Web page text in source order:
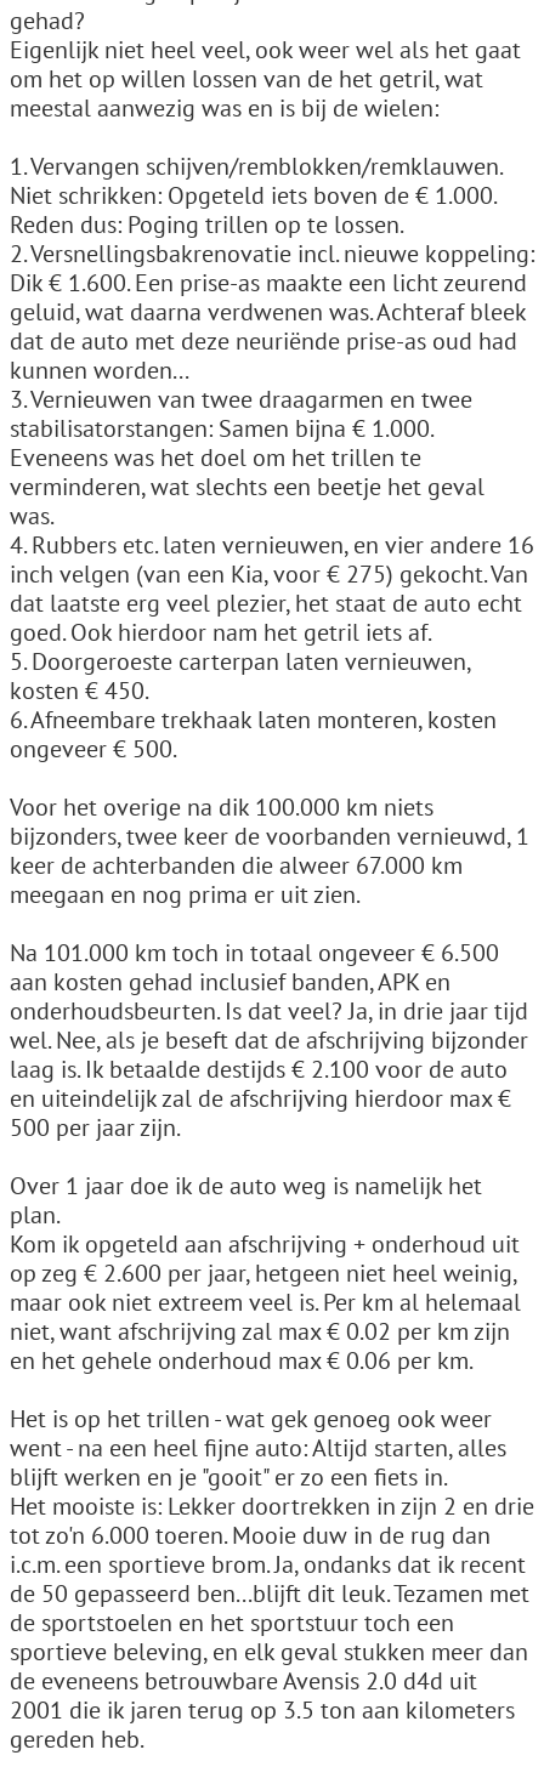
gehad?
Eigenlijk niet heel veel, ook weer wel als het gaat
om het op willen lossen van de het getril, wat
meestal aanwezig was en is bij de wielen:
1. Vervangen schijven/remblokken/remklauwen.
Niet schrikken: Opgeteld iets boven de € 1.000.
Reden dus: Poging trillen op te lossen.
2. Versnellingsbakrenovatie incl. nieuwe koppeling:
Dik € 1.600. Een prise-as maakte een licht zeurend
geluid, wat daarna verdwenen was. Achteraf bleek
dat de auto met deze neuriënde prise-as oud had
kunnen worden...
3. Vernieuwen van twee draagarmen en twee
stabilisatorstangen: Samen bijna € 1.000.
Eveneens was het doel om het trillen te
verminderen, wat slechts een beetje het geval
was.
4. Rubbers etc. laten vernieuwen, en vier andere 16
inch velgen (van een Kia, voor € 275) gekocht. Van
dat laatste erg veel plezier, het staat de auto echt
goed. Ook hierdoor nam het getril iets af.
5. Doorgeroeste carterpan laten vernieuwen,
kosten € 450.
6. Afneembare trekhaak laten monteren, kosten
ongeveer € 500.
Voor het overige na dik 100.000 km niets
bijzonders, twee keer de voorbanden vernieuwd, 1
keer de achterbanden die alweer 67.000 km
meegaan en nog prima er uit zien.
Na 101.000 km toch in totaal ongeveer € 6.500
aan kosten gehad inclusief banden, APK en
onderhoudsbeurten. Is dat veel? Ja, in drie jaar tijd
wel. Nee, als je beseft dat de afschrijving bijzonder
laag is. Ik betaalde destijds € 2.100 voor de auto
en uiteindelijk zal de afschrijving hierdoor max €
500 per jaar zijn.
Over 1 jaar doe ik de auto weg is namelijk het
plan.
Kom ik opgeteld aan afschrijving + onderhoud uit
op zeg € 2.600 per jaar, hetgeen niet heel weinig,
maar ook niet extreem veel is. Per km al helemaal
niet, want afschrijving zal max € 0.02 per km zijn
en het gehele onderhoud max € 0.06 per km.
Het is op het trillen - wat gek genoeg ook weer
went - na een heel fijne auto: Altijd starten, alles
blijft werken en je "gooit" er zo een fiets in.
Het mooiste is: Lekker doortrekken in zijn 2 en drie
tot zo'n 6.000 toeren. Mooie duw in de rug dan
i.c.m. een sportieve brom. Ja, ondanks dat ik recent
de 50 gepasseerd ben...blijft dit leuk. Tezamen met
de sportstoelen en het sportstuur toch een
sportieve beleving, en elk geval stukken meer dan
de eveneens betrouwbare Avensis 2.0 d4d uit
2001 die ik jaren terug op 3.5 ton aan kilometers
gereden heb.